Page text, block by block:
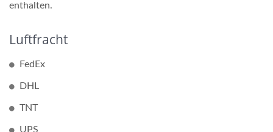
enthalten.
Luftfracht
FedEx
DHL
TNT
UPS